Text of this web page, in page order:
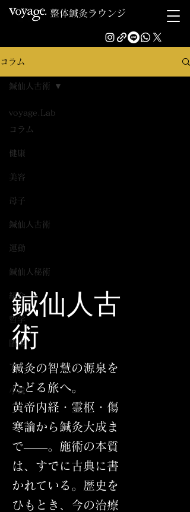
整体鍼灸ラウンジ
コラム
voyage.Lab
コラム
健康
美容
母子
鍼仙人古術
運動
鍼仙人秘術
紹介
哲学
臨床
アニメ
小説
鍼仙人古術
鍼仙人古
術
鍼灸の智慧の源泉を
たどる旅へ。
黄帝内経・霊枢・傷
寒論から鍼灸大成ま
で――。施術の本質
は、すでに古典に書
かれている。歴史を
ひもとき、今の治療